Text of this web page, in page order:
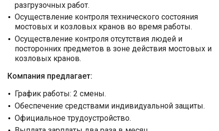
разгрузочных работ.
Осуществление контроля технического состояния
мостовых и козловых кранов во время работы.
Осуществление контроля отсутствия людей и
посторонних предметов в зоне действия мостовых и
козловых кранов.
Компания предлагает:
График работы: 2 смены.
Обеспечение средствами индивидуальной защиты.
Официальное трудоустройство.